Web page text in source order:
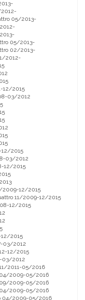
2012-
05/2013-
05/2013-
02/2013-
2012-
12/2015
03/2012
12/2015
03/2012
12/2015
2009-12/2015
11/2009-12/2015
12/2015
12/2015
03/2012
12/2015
03/2012
2011-05/2016
04/2009-05/2016
09/2009-05/2016
04/2009-05/2016
04/2009-05/2016